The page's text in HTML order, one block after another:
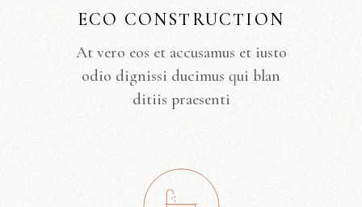
ECO CONSTRUCTION
At vero eos et accusamus et iusto
odio dignissi ducimus qui blan
ditiis praesenti